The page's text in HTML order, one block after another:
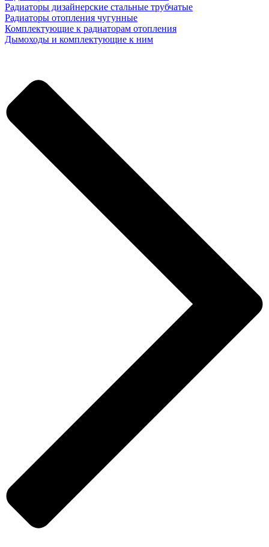
Радиаторы дизайнерские стальные трубчатые
Радиаторы отопления чугунные
Комплектующие к радиаторам отопления
Дымоходы и комплектующие к ним